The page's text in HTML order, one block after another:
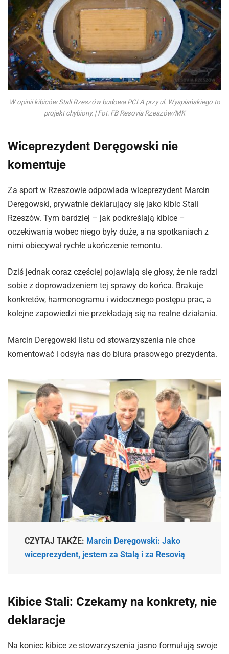
W opinii kibiców Stali Rzeszów budowa PCLA przy ul. Wyspiańskiego to
projekt chybiony. | Fot. FB Resovia Rzeszów/MK
Wiceprezydent Deręgowski nie
komentuje
Za sport w Rzeszowie odpowiada wiceprezydent Marcin
Deręgowski, prywatnie deklarujący się jako kibic Stali
Rzeszów. Tym bardziej – jak podkreślają kibice –
oczekiwania wobec niego były duże, a na spotkaniach z
nimi obiecywał rychłe ukończenie remontu.
Dziś jednak coraz częściej pojawiają się głosy, że nie radzi
sobie z doprowadzeniem tej sprawy do końca. Brakuje
konkretów, harmonogramu i widocznego postępu prac, a
kolejne zapowiedzi nie przekładają się na realne działania.
Marcin Deręgowski listu od stowarzyszenia nie chce
komentować i odsyła nas do biura prasowego prezydenta.
CZYTAJ TAKŻE: Marcin Deręgowski: Jako
wiceprezydent, jestem za Stalą i za Resovią
Kibice Stali: Czekamy na konkrety, nie
deklaracje
Na koniec kibice ze stowarzyszenia jasno formułują swoje